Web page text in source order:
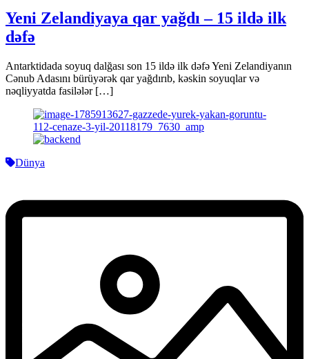
Yeni Zelandiyaya qar yağdı – 15 ildə ilk
dəfə
Antarktidada soyuq dalğası son 15 ildə ilk dəfə Yeni Zelandiyanın
Cənub Adasını bürüyərək qar yağdırıb, kəskin soyuqlar və
nəqliyyatda fasilələr […]
Dünya